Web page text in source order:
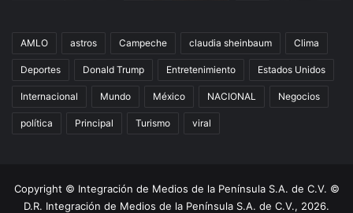
AMLO astros Campeche claudia sheinbaum Clima
Deportes Donald Trump Entretenimiento Estados Unidos
Internacional Mundo México NACIONAL Negocios
política Principal Turismo viral
Copyright © Integración de Medios de la Península S.A. de C.V. ©
D.R. Integración de Medios de la Península S.A. de C.V., 2026.